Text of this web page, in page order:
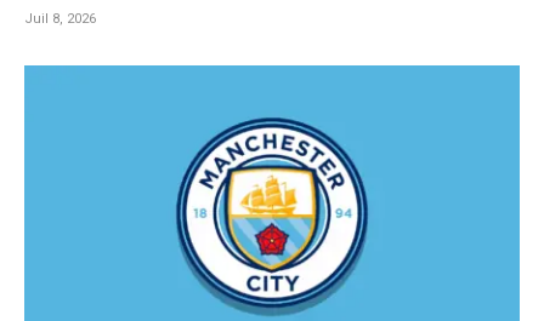
Juil 8, 2026